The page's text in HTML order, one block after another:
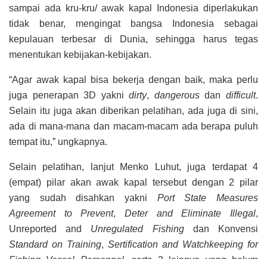
sampai ada kru-kru/ awak kapal Indonesia diperlakukan
tidak benar, mengingat bangsa Indonesia sebagai
kepulauan terbesar di Dunia, sehingga harus tegas
menentukan kebijakan-kebijakan.
“Agar awak kapal bisa bekerja dengan baik, maka perlu
juga penerapan 3D yaknidirty, dangerousdandifficult.
Selain itu juga akan diberikan pelatihan, ada juga di sini,
ada di mana-mana dan macam-macam ada berapa puluh
tempat itu,” ungkapnya.
Selain pelatihan, lanjut Menko Luhut, juga terdapat 4
(empat) pilar akan awak kapal tersebut dengan 2 pilar
yang sudah disahkan yakni Port State
Measures
Agreement
to Prevent,Deter and Eliminate Illegal,
Unreported and Unregulated Fishingdan Konvensi
Standard on Training, Sertification and Watchkeeping for